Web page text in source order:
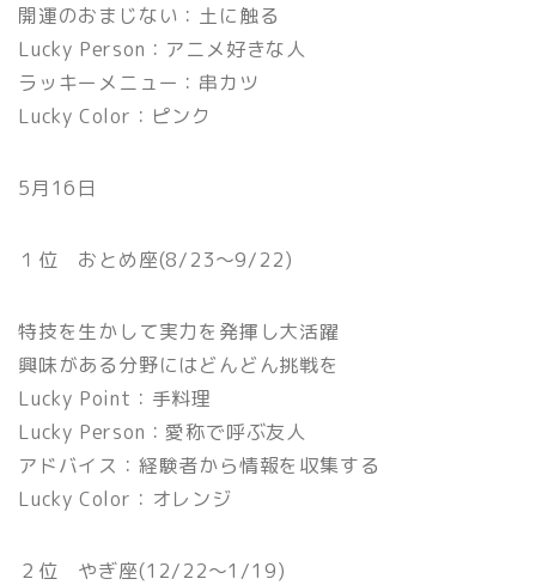
開運のおまじない：土に触る
Lucky Person：アニメ好きな人
ラッキーメニュー：串カツ
Lucky Color：ピンク
5月16日
１位 おとめ座(8/23〜9/22)
特技を生かして実力を発揮し大活躍
興味がある分野にはどんどん挑戦を
Lucky Point：手料理
Lucky Person：愛称で呼ぶ友人
アドバイス：経験者から情報を収集する
Lucky Color：オレンジ
２位 やぎ座(12/22〜1/19)